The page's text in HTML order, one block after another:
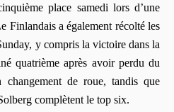
place samedi lors d’une
Finlandais a également récolté les
y compris la victoire dans la
quatrième après avoir perdu du
changement de roue, tandis que
complètent le top six.